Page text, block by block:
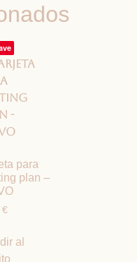
para
plan –
€
al